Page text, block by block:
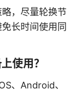
，尽量轮换节
长时间使用同
使用？
、Android、